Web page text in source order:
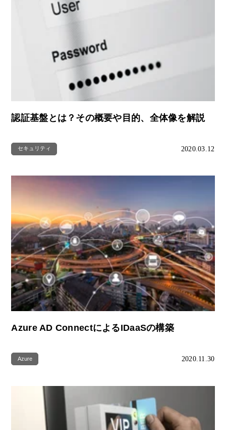
認証基盤とは？その概要や目的、全体像を解説
セキュリティ 2020.03.12
Azure AD ConnectによるIDaaSの構築
Azure 2020.11.30